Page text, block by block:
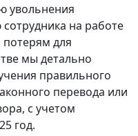
увольнения
на работе
для
мы детально
правильного
перевода или
с учетом
год.